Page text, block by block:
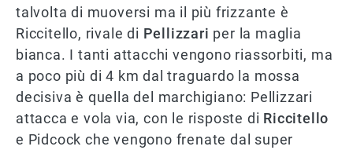
talvolta di muoversi ma il più frizzante è
Riccitello, rivale di Pellizzari per la maglia
bianca. I tanti attacchi vengono riassorbiti, ma
a poco più di 4 km dal traguardo la mossa
decisiva è quella del marchigiano: Pellizzari
attacca e vola via, con le risposte di Riccitello
e Pidcock che vengono frenate dal super